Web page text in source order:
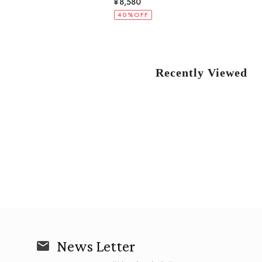
40%OFF
Recently Viewed
News Letter